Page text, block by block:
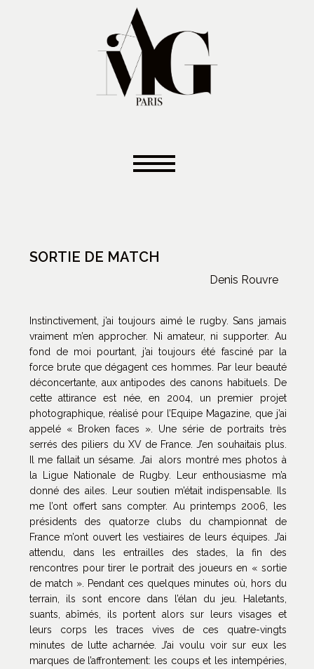
SORTIE DE MATCH
Denis Rouvre
Instinctivement, j’ai toujours aimé le rugby. Sans jamais
vraiment m’en approcher. Ni amateur, ni supporter. Au
fond de moi pourtant, j’ai toujours été fasciné par la
force brute que dégagent ces hommes. Par leur beauté
déconcertante, aux antipodes des canons habituels. De
cette attirance est née, en 2004, un premier projet
photographique, réalisé pour l’Equipe Magazine, que j’ai
appelé « Broken faces ». Une série de portraits très
serrés des piliers du XV de France. J’en souhaitais plus.
Il me fallait un sésame. J’ai alors montré mes photos à
la Ligue Nationale de Rugby. Leur enthousiasme m’a
donné des ailes. Leur soutien m’était indispensable. Ils
me l’ont offert sans compter. Au printemps 2006, les
présidents des quatorze clubs du championnat de
France m’ont ouvert les vestiaires de leurs équipes. J’ai
attendu, dans les entrailles des stades, la fin des
rencontres pour tirer le portrait des joueurs en « sortie
de match ». Pendant ces quelques minutes où, hors du
terrain, ils sont encore dans l’élan du jeu. Haletants,
suants, abîmés, ils portent alors sur leurs visages et
leurs corps les traces vives de ces quatre-vingts
minutes de lutte acharnée. J’ai voulu voir sur eux les
marques de l’affrontement: les coups et les intempéries,